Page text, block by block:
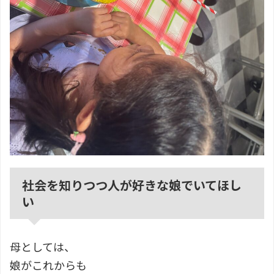
社会を知りつつ人が好きな娘でいてほし
い
母としては、
娘がこれからも